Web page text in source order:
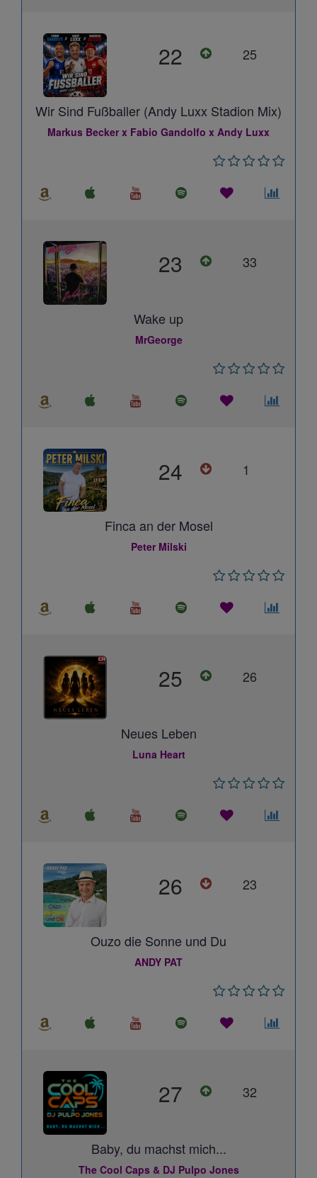
22 25
Wir Sind Fußballer (Andy Luxx Stadion Mix)
Markus Becker x Fabio Gandolfo x Andy Luxx
23 33
Wake up
MrGeorge
24 1
Finca an der Mosel
Peter Milski
25 26
Neues Leben
Luna Heart
26 23
Ouzo die Sonne und Du
ANDY PAT
27 32
Baby, du machst mich...
The Cool Caps & DJ Pulpo Jones